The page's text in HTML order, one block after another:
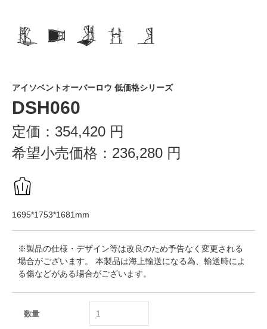
アイソベントオーバーロウ 低価格シリーズ
DSH060
定価： 354,420 円
希望小売価格： 236,280 円
1695*1753*1681mm
※製品の仕様・デザイン等は改良のため予告なく変更される
場合がございます。 本製品は海上輸送になる為、輸送時によ
る傷などがある場合がございます。
数量